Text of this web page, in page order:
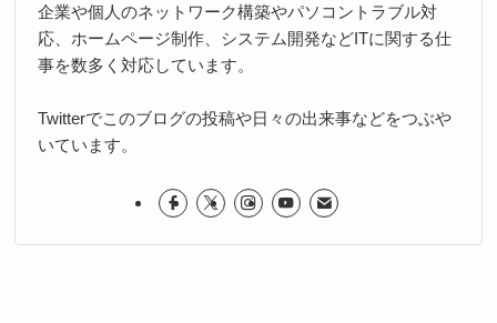
企業や個人のネットワーク構築やパソコントラブル対
応、ホームページ制作、システム開発などITに関する仕
事を数多く対応しています。
Twitterでこのブログの投稿や日々の出来事などをつぶや
いています。